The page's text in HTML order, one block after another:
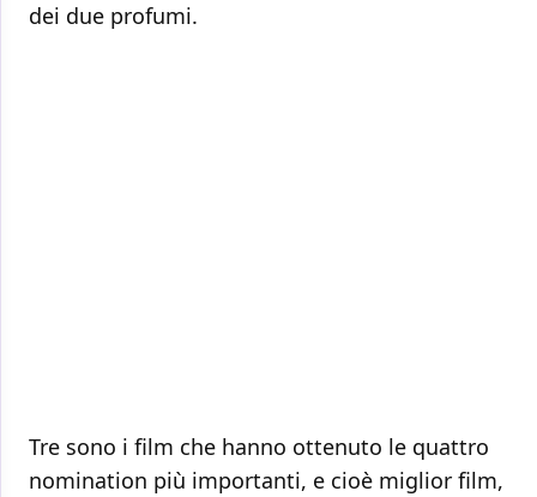
dei due profumi.
Tre sono i film che hanno ottenuto le quattro
nomination più importanti, e cioè miglior film,